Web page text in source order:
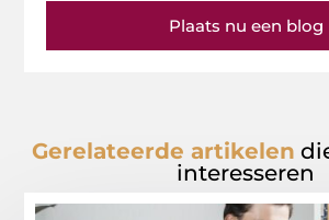
Plaats nu een blog
Gerelateerde artikelen
interesseren